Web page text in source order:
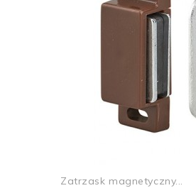
Zatrzask magnetyczny...